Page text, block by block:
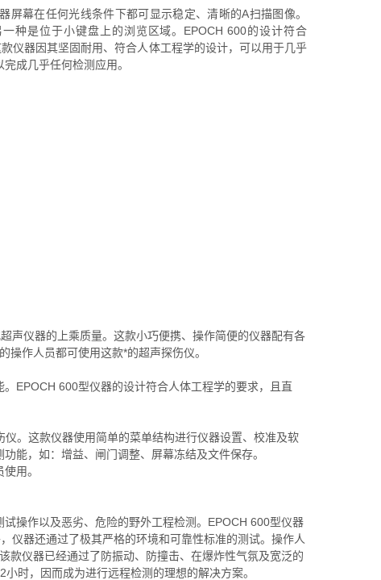
幕在任何光线条件下都可显示稳定、清晰的A扫描图像。
种是位于小键盘上的浏览区域。EPOCH 600的设计符合
仪器因其坚固耐用、符合人体工程学的设计，可以用于几乎
成几乎任何检测应用。
声仪器的上乘质量。这款小巧便携、操作简便的仪器配有各
操作人员都可使用这款*的超声探伤仪。
EPOCH 600型仪器的设计符合人体工程学的要求，且直
。这款仪器使用简单的菜单结构进行仪器设置、校准及软
能，如：增益、闸门调整、屏幕冻结及文件保存。
用。
操作以及恶劣、危险的野外工程检测。EPOCH 600型仪器
仪器还通过了极其严格的环境和可靠性标准的测试。操作人
款仪器已经通过了防振动、防撞击、在爆炸性气氛及宽泛的
时，因而成为进行远程检测的理想的解决方案。